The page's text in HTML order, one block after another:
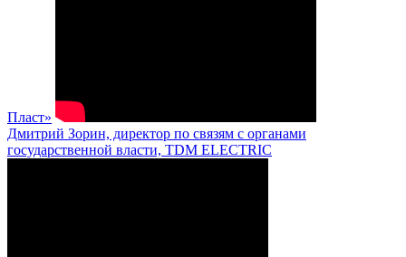
Пласт»
Дмитрий Зорин, директор по связям с органами
государственной власти, TDM ELECTRIC